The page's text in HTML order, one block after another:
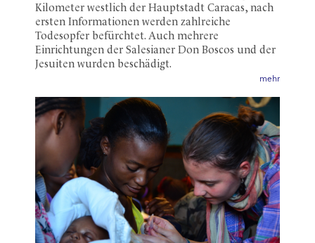
Kilometer westlich der Hauptstadt Caracas, nach
ersten Informationen werden zahlreiche
Todesopfer befürchtet. Auch mehrere
Einrichtungen der Salesianer Don Boscos und der
Jesuiten wurden beschädigt.
mehr